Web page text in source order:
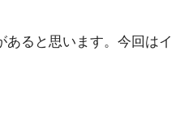
ると思います。今回はイ